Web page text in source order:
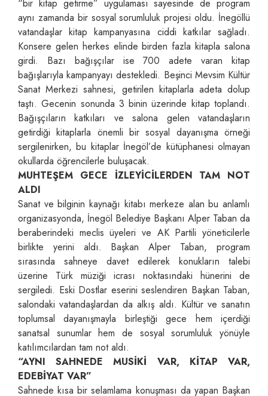
“bir kitap getirme” uygulaması sayesinde de program
aynı zamanda bir sosyal sorumluluk projesi oldu. İnegöllü
vatandaşlar kitap kampanyasına ciddi katkılar sağladı.
Konsere gelen herkes elinde birden fazla kitapla salona
girdi. Bazı bağışçılar ise 700 adete varan kitap
bağışlarıyla kampanyayı destekledi. Beşinci Mevsim Kültür
Sanat Merkezi sahnesi, getirilen kitaplarla adeta dolup
taştı. Gecenin sonunda 3 binin üzerinde kitap toplandı.
Bağışçıların katkıları ve salona gelen vatandaşların
getirdiği kitaplarla önemli bir sosyal dayanışma örneği
sergilenirken, bu kitaplar İnegöl’de kütüphanesi olmayan
okullarda öğrencilerle buluşacak.
MUHTEŞEM GECE İZLEYİCİLERDEN TAM NOT
ALDI
Sanat ve bilginin kaynağı kitabı merkeze alan bu anlamlı
organizasyonda, İnegöl Belediye Başkanı Alper Taban da
beraberindeki meclis üyeleri ve AK Partili yöneticilerle
birlikte yerini aldı. Başkan Alper Taban, program
sırasında sahneye davet edilerek konukların talebi
üzerine Türk müziği icrası noktasındaki hünerini de
sergiledi. Eski Dostlar eserini seslendiren Başkan Taban,
salondaki vatandaşlardan da alkış aldı. Kültür ve sanatın
toplumsal dayanışmayla birleştiği gece hem içerdiği
sanatsal sunumlar hem de sosyal sorumluluk yönüyle
katılımcılardan tam not aldı.
“AYNI SAHNEDE MUSİKİ VAR, KİTAP VAR,
EDEBİYAT VAR”
Sahnede kısa bir selamlama konuşması da yapan Başkan